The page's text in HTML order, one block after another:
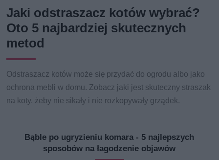
Jaki odstraszacz kotów wybrać?
Oto 5 najbardziej skutecznych
metod
Odstraszacz kotów może się przydać do ogrodu albo jako
ochrona mebli w domu. Zobacz jaki jest skuteczny straszak
na koty, żeby nie sikały i nie rozkopywały grządek.
Bąble po ugryzieniu komara - 5 najlepszych
sposobów na łagodzenie objawów